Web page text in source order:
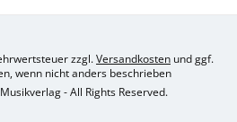
zzgl.Versandkosten und ggf.
wenn nicht anders beschrieben
- All Rights Reserved.